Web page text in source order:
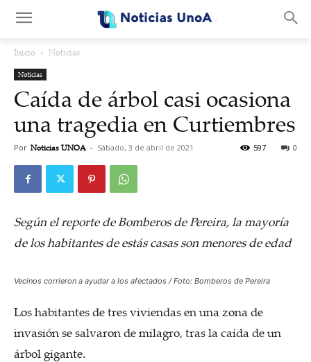
Inicio Noticias
Noticias
Caída de árbol casi ocasiona
una tragedia en Curtiembres
Por Noticias UNOA - Sábado, 3 de abril de 2021 0
597
Según el reporte de Bomberos de Pereira, la mayoría
de los habitantes de estás casas son menores de edad
Vecinos corrieron a ayudar a los afectados / Foto: Bomberos de Pereira
Los habitantes de tres viviendas en una zona de
invasión se salvaron de milagro, tras la caída de un
árbol gigante.